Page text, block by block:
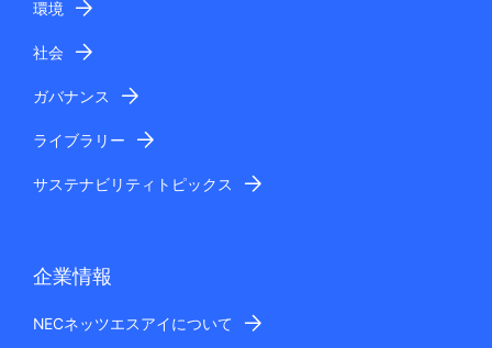
環境
社会
ガバナンス
ライブラリー
サステナビリティトピックス
企業情報
NECネッツエスアイについて